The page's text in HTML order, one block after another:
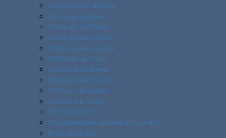
Холодильные витрины
Тепловые витрины
Холодильные горки
Холодильные шкафы
Морозильные шкафы
Морозильные лари
Торговые стеллажи
Морозильные бонеты
Торговые прилавки
Торговые витрины
Кассовые боксы
Покупательские тележки и корзинки
Весы торговые